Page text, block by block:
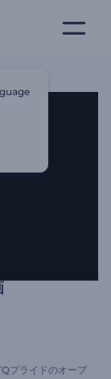
プライドのオープ